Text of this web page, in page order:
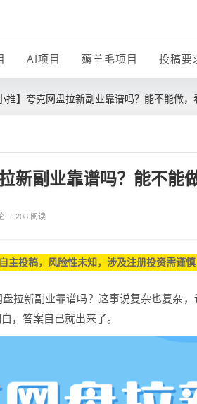
AI项目 薅羊毛项目 投稿要
推】夸克网盘拉新副业靠谱吗？能不能做
新副业靠谱吗？能不能
/ 208 阅读
主投稿， 风险性未知，涉及注册投资需谨
拉新副业靠谱吗？ 这事说复杂也复杂
，答案自己就出来了。